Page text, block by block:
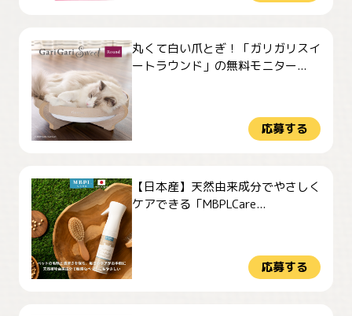
丸くて白い爪とぎ！「ガリガリスイ
ートラウンド」の無料モニター...
応募する
【日本産】天然由来成分でやさしく
ケアできる「MBPLCare...
応募する